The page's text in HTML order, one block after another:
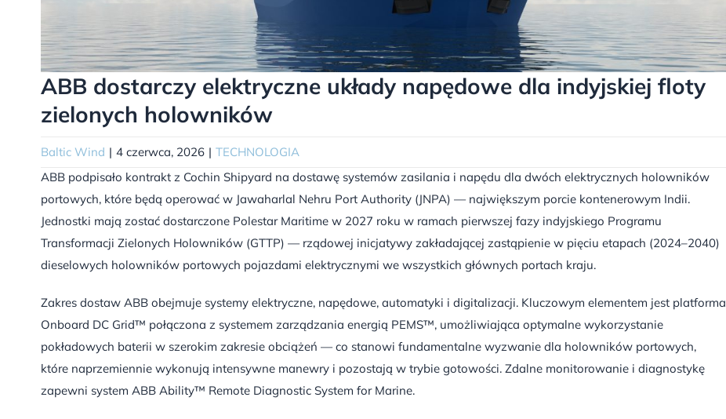
ABB dostarczy elektryczne układy napędowe dla indyjskiej floty
zielonych holowników
Baltic Wind | 4 czerwca, 2026 | TECHNOLOGIA
ABB podpisało kontrakt z Cochin Shipyard na dostawę systemów zasilania i napędu dla dwóch elektrycznych holowników
portowych, które będą operować w Jawaharlal Nehru Port Authority (JNPA) — największym porcie kontenerowym Indii.
Jednostki mają zostać dostarczone Polestar Maritime w 2027 roku w ramach pierwszej fazy indyjskiego Programu
Transformacji Zielonych Holowników (GTTP) — rządowej inicjatywy zakładającej zastąpienie w pięciu etapach (2024–2040)
dieselowych holowników portowych pojazdami elektrycznymi we wszystkich głównych portach kraju.
Zakres dostaw ABB obejmuje systemy elektryczne, napędowe, automatyki i digitalizacji. Kluczowym elementem jest platforma
Onboard DC Grid™ połączona z systemem zarządzania energią PEMS™, umożliwiająca optymalne wykorzystanie
pokładowych baterii w szerokim zakresie obciążeń — co stanowi fundamentalne wyzwanie dla holowników portowych,
które naprzemiennie wykonują intensywne manewry i pozostają w trybie gotowości. Zdalne monitorowanie i diagnostykę
zapewni system ABB Ability™ Remote Diagnostic System for Marine.